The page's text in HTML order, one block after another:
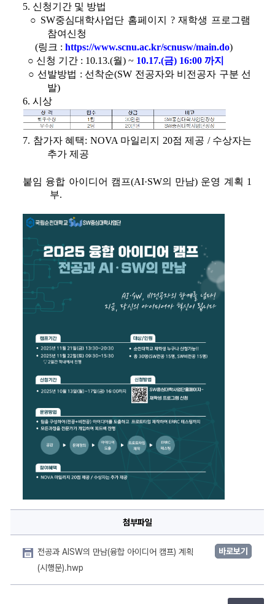
5. 신청기간 및 방법
○ SW중심대학사업단 홈페이지 ? 재학생 프로그램
참여신청
(링크 : https://www.scnu.ac.kr/scnusw/main.do)
○ 신청 기간 : 10.13.(월) ~ 10.17.(금) 16:00 까지
○ 선발방법 : 선착순(SW 전공자와 비전공자 구분 선
발)
6. 시상
7. 참가자 혜택: NOVA 마일리지 20점 제공 / 수상자는
추가 제공
붙임 융합 아이디어 캠프(AI·SW의 만남) 운영 계획 1
부.
첨부파일
전공과 AISW의 만남(융합 아이디어 캠프) 계획
(시행문).hwp
바로보기